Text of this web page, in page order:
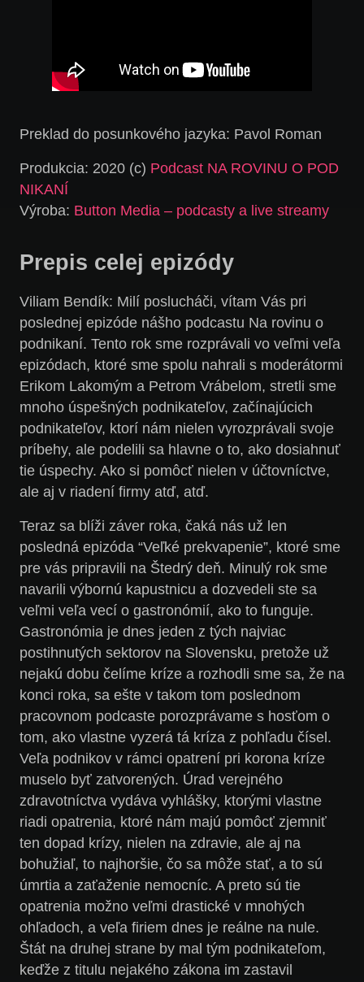
Preklad do posunkového jazyka: Pavol Roman
Produkcia: 2020 (c) Podcast NA ROVINU O POD
NIKANÍ
Výroba: Button Media – podcasty a live streamy
Prepis celej epizódy
Viliam Bendík: Milí poslucháči, vítam Vás pri
poslednej epizóde nášho podcastu Na rovinu o
podnikaní. Tento rok sme rozprávali vo veľmi veľa
epizódach, ktoré sme spolu nahrali s moderátormi
Erikom Lakomým a Petrom Vrábelom, stretli sme
mnoho úspešných podnikateľov, začínajúcich
podnikateľov, ktorí nám nielen vyrozprávali svoje
príbehy, ale podelili sa hlavne o to, ako dosiahnuť
tie úspechy. Ako si pomôcť nielen v účtovníctve,
ale aj v riadení firmy atď, atď.
Teraz sa blíži záver roka, čaká nás už len
posledná epizóda “Veľké prekvapenie”, ktoré sme
pre vás pripravili na Štedrý deň. Minulý rok sme
navarili výbornú kapustnicu a dozvedeli ste sa
veľmi veľa vecí o gastronómií, ako to funguje.
Gastronómia je dnes jeden z tých najviac
postihnutých sektorov na Slovensku, pretože už
nejakú dobu čelíme kríze a rozhodli sme sa, že na
konci roka, sa ešte v takom tom poslednom
pracovnom podcaste porozprávame s hosťom o
tom, ako vlastne vyzerá tá kríza z pohľadu čísel.
Veľa podnikov v rámci opatrení pri korona kríze
muselo byť zatvorených. Úrad verejného
zdravotníctva vydáva vyhlášky, ktorými vlastne
riadi opatrenia, ktoré nám majú pomôcť zjemniť
ten dopad krízy, nielen na zdravie, ale aj na
bohužiaľ, to najhoršie, čo sa môže stať, a to sú
úmrtia a zaťaženie nemocníc. A preto sú tie
opatrenia možno veľmi drastické v mnohých
ohľadoch, a veľa firiem dnes je reálne na nule.
Štát na druhej strane by mal tým podnikateľom,
keďže z titulu nejakého zákona im zastavil